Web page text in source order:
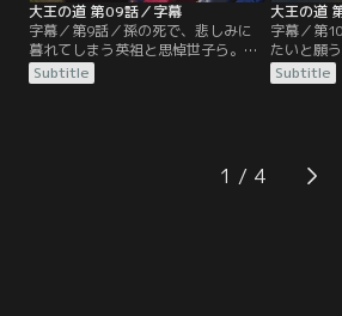
大王の道 第09話／字幕
字幕／第9話／孫の死で、悲しみに
暮れてしまう英祖と思悼世子ら。だ
が何よりも深く傷ついたのは惠嬪ホ
ン氏だった。新たな子を身ごもって
宮中に実の兄を呼び入れ、内部の情
Subtitle
大王の道
字幕／第
たいと願
化してい
を受ける
ホン氏に
うのだが
Subtitle
1